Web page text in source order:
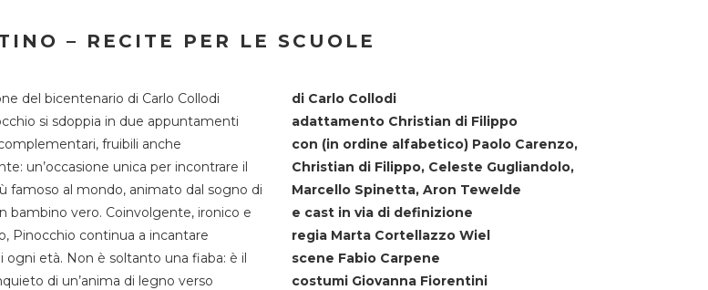
– RECITE PER LE SCUOLE
del bicentenario di Carlo Collodi
si sdoppia in due appuntamenti
fruibili anche
un’occasione unica per incontrare il
famoso al mondo, animato dal sogno di
bambino vero. Coinvolgente, ironico e
Pinocchio continua a incantare
ogni età. Non è soltanto una fiaba: è il
di un’anima di legno verso
di Carlo Collodi
adattamento Christian di Filippo
con (in ordine alfabetico) Paolo Carenzo,
Christian di Filippo, Celeste Gugliandolo,
Marcello Spinetta, Aron Tewelde
e cast in via di definizione
regia Marta Cortellazzo Wiel
scene Fabio Carpene
costumi Giovanna Fiorentini